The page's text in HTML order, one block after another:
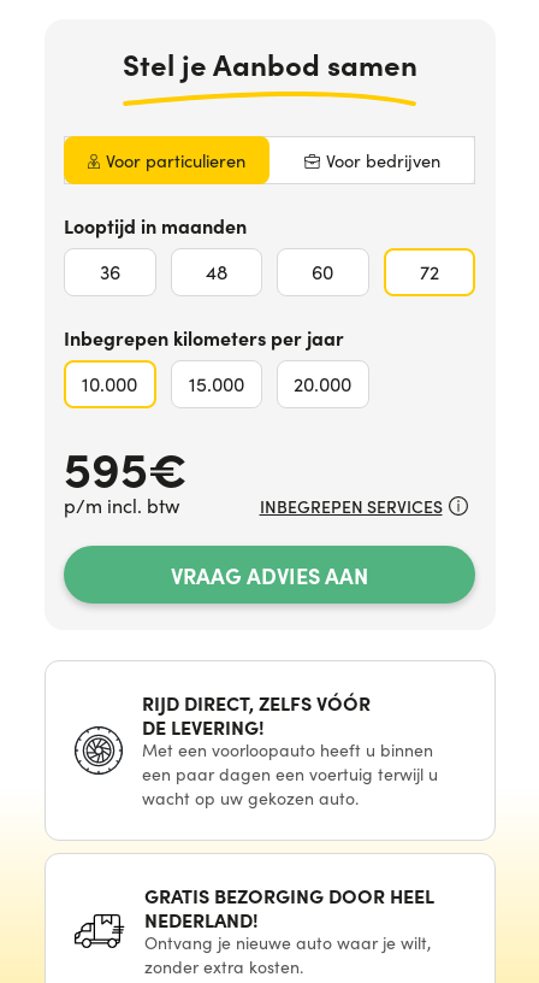
Stel je Aanbod samen
Voor particulieren Voor bedrijven
Looptijd in maanden
36 48 60 72
Inbegrepen kilometers per jaar
10.000 15.000 20.000
595€
p/m incl. btw
VRAAG ADVIES AAN
INBEGREPEN SERVICES
RIJD DIRECT, ZELFS VÓÓR
DE LEVERING!
Met een voorloopautoheeft u binnen
een paardagen een voertuig terwijl u
wacht op uwgekozen auto.
GRATIS BEZORGING DOOR HEEL
NEDERLAND!
Ontvang je nieuweauto waar je wilt,
zonder extra kosten.